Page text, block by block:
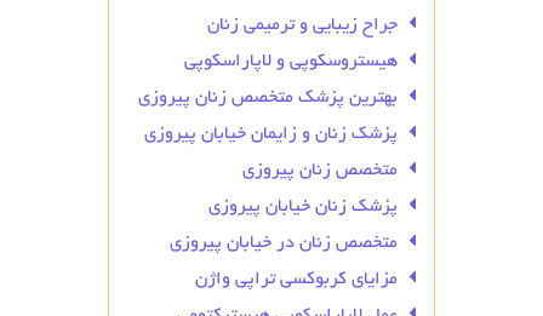
جراح زیبایی و ترمیمی زنان
هیستروسکوپی و لاپاراسکوپی
بهترین پزشک متخصص زنان پیروزی
پزشک زنان و زایمان خیابان پیروزی
متخصص زنان پیروزی
پزشک زنان خیابان پیروزی
متخصص زنان در خیابان پیروزی
مزایای کربوکسی تراپی واژن